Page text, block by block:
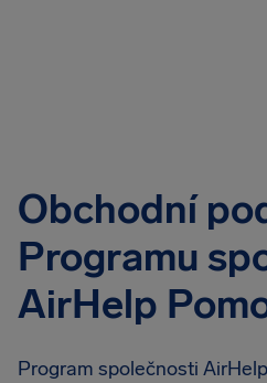
Obchodní
Programu
AirHelp
Program společnosti